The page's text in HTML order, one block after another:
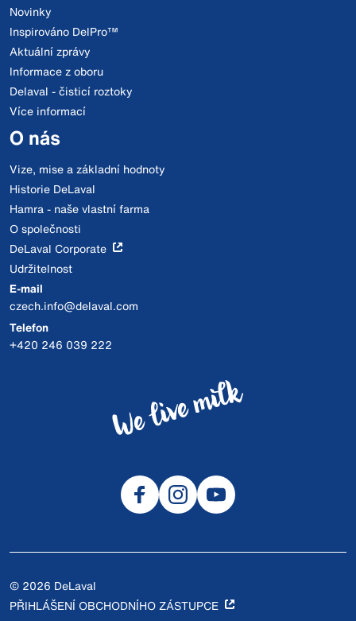
Novinky
Inspirováno DelPro™
Aktuální zprávy
Informace z oboru
Delaval - čisticí roztoky
Více informací
O nás
Vize, mise a základní hodnoty
Historie DeLaval
Hamra - naše vlastní farma
O společnosti
DeLaval Corporate
Udržitelnost
E-mail
czech.info@delaval.com
Telefon
+420 246 039 222
© 2026 DeLaval
PŘIHLÁŠENÍ OBCHODNÍHO ZÁSTUPCE